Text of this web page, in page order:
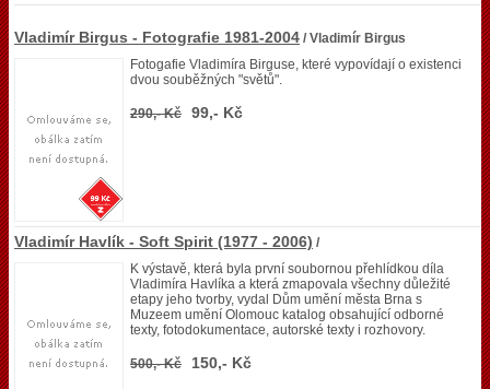
Vladimír Birgus - Fotografie 1981-2004 / Vladimír Birgus
Fotogafie Vladimíra Birguse, které vypovídají o existenci
dvou souběžných "světů".
290,- Kč 99,- Kč
Vladimír Havlík - Soft Spirit (1977 - 2006) /
K výstavě, která byla první soubornou přehlídkou díla
Vladimíra Havlíka a která zmapovala všechny důležité
etapy jeho tvorby, vydal Dům umění města Brna s
Muzeem umění Olomouc katalog obsahující odborné
texty, fotodokumentace, autorské texty i rozhovory.
500,- Kč 150,- Kč